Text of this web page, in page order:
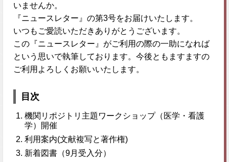
いませんか。
『ニュースレター』の第3号をお届けいたします。
いつもご愛読いただきありがとうございます。
この『ニュースレター』がご利用の際の一助になれば
という思いで執筆しております。今後ともますますの
ご利用よろしくお願いいたします。
目次
機関リポジトリ主題ワークショップ（医学・看護
学）開催
利用案内(文献複写と著作権)
新着図書（9月受入分）